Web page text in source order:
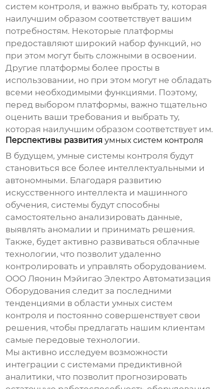
систем контроля, и важно выбрать ту, которая
наилучшим образом соответствует вашим
потребностям. Некоторые платформы
предоставляют широкий набор функций, но
при этом могут быть сложными в освоении.
Другие платформы более просты в
использовании, но при этом могут не обладать
всеми необходимыми функциями. Поэтому,
перед выбором платформы, важно тщательно
оценить ваши требования и выбрать ту,
которая наилучшим образом соответствует им.
Перспективы развитияумных систем контроля
В будущем,умные системы контроля будут
становиться все более интеллектуальными и
автономными. Благодаря развитию
искусственного интеллекта и машинного
обучения, системы будут способны
самостоятельно анализировать данные,
выявлять аномалии и принимать решения.
Также, будет активно развиваться облачные
технологии, что позволит удаленно
контролировать и управлять оборудованием.
ООО Ляонин Мэйигао Электро Автоматизация
Оборудования следит за последними
тенденциями в областиумных систем
контроля и постоянно совершенствует свои
решения, чтобы предлагать нашим клиентам
самые передовые технологии.
Мы активно исследуем возможности
интеграции с системами предиктивной
аналитики, что позволит прогнозировать